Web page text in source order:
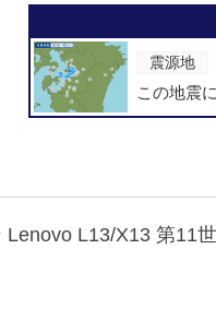
震源地
この地震